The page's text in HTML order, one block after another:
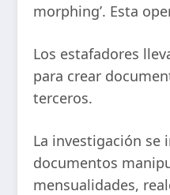
morphing’. Esta
Los estafadores
para crear
terceros.
La investigación se
documentos
mensualidades,